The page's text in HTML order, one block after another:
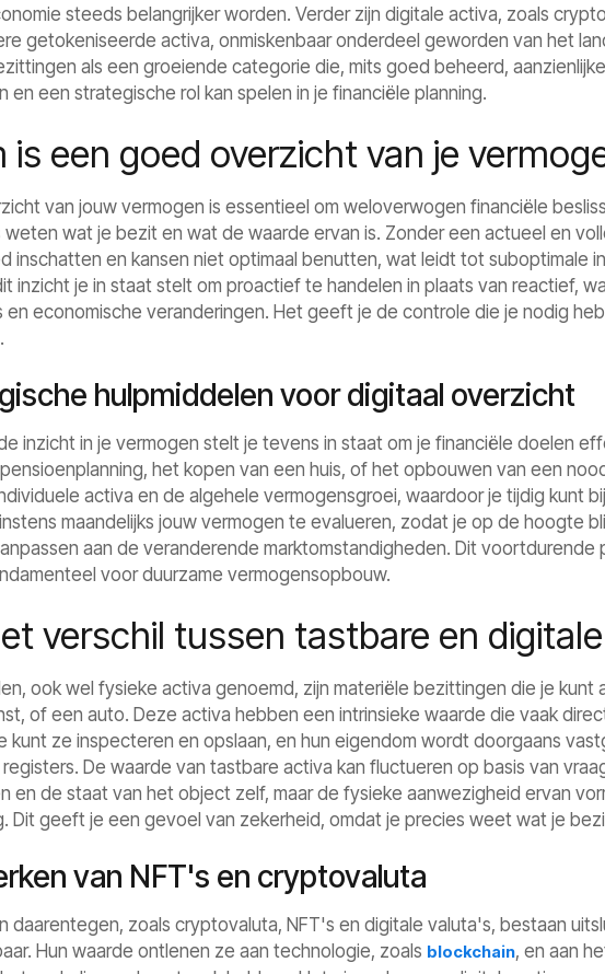
steeds belangrijker worden. Verder zijn digitale activa, zoals
getokeniseerde activa, onmiskenbaar onderdeel geworden van het
als een groeiende categorie die, mits goed beheerd,
en een strategische rol kan spelen in je financiële planning.
is een goed overzicht van je
van jouw vermogen is essentieel om weloverwogen financiële
weten wat je bezit en wat de waarde ervan is. Zonder een actueel en
inschatten en kansen niet optimaal benutten, wat leidt tot suboptimale
inzicht je in staat stelt om proactief te handelen in plaats van reactief,
en economische veranderingen. Het geeft je de controle die je nodig
hulpmiddelen voor digitaal overzicht
inzicht in je vermogen stelt je tevens in staat om je financiële doelen
het kopen van een huis, of het opbouwen van een
activa en de algehele vermogensgroei, waardoor je tijdig kunt
maandelijks jouw vermogen te evalueren, zodat je op de hoogte
aan de veranderende marktomstandigheden. Dit voortdurende
voor duurzame vermogensopbouw.
verschil tussen tastbare en
ook wel fysieke activa genoemd, zijn materiële bezittingen die je kunt
of een auto. Deze activa hebben een intrinsieke waarde die vaak
kunt ze inspecteren en opslaan, en hun eigendom wordt doorgaans
De waarde van tastbare activa kan fluctueren op basis van
en de staat van het object zelf, maar de fysieke aanwezigheid ervan
Dit geeft je een gevoel van zekerheid, omdat je precies weet wat je
van NFT's en cryptovaluta
daarentegen, zoals cryptovaluta, NFT's en digitale valuta's, bestaan
Hun waarde ontlenen ze aan technologie, zoals blockchain, en aan